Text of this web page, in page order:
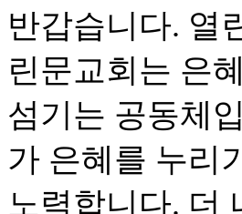
반갑습니다. 열
린문교회는 은
섬기는 공동체
가 은혜를 누리
노력합니다. 더